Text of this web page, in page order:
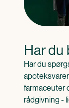
Har
Har du
farmaceuter
rådgivning -